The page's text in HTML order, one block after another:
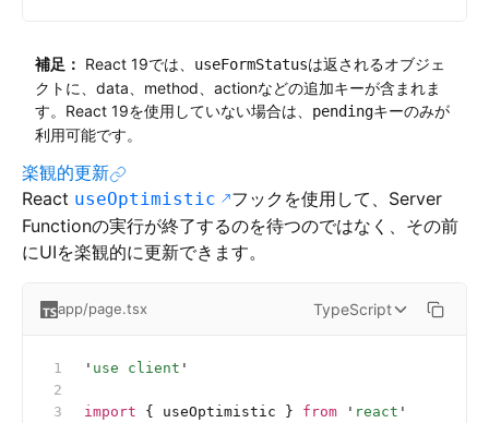
補足： React 19では、 useFormStatusは返されるオブジェ
クトに、data、method、actionなどの追加キーが含まれま
す。React 19を使用していない場合は、 pendingキーのみが
利用可能です。
楽観的更新
React useOptimistic
フックを使用して、Server
Functionの実行が終了するのを待つのではなく、その前
にUIを楽観的に更新できます。
app/page.tsx TypeScript
' use client '
import { useOptimistic } from ' react '